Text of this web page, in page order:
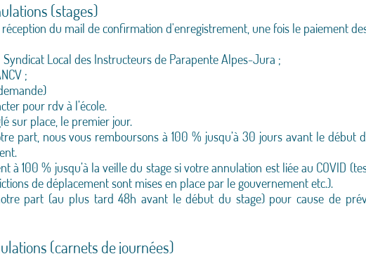
(stages)
du mail de confirmation d'enregistrement, une fois le paiement
Local des Instructeurs de Parapente Alpes-Jura ;
;
pour rdv à l’école.
sur place, le premier jour.
part, nous vous remboursons à 100 % jusqu’à 30 jours avant le début
à 100 % jusqu’à la veille du stage si votre annulation est liée au COVID
de déplacement sont mises en place par le gouvernement etc.).
part (au plus tard 48h avant le début du stage) pour cause de
(carnets de journées)